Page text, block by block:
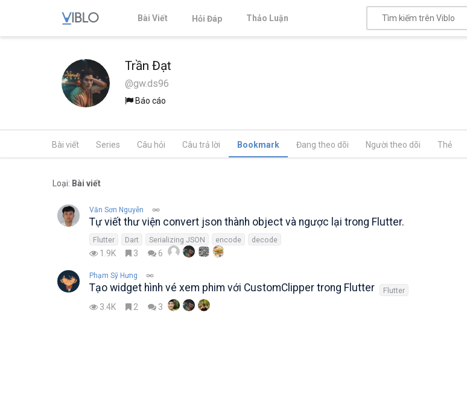
Bài Viết Hỏi Đáp Thảo Luận
Trần Đạt
@gw.ds96
Báo cáo
Bài viết Series Câu hỏi Câu trả lời Bookmark Đang theo dõi Người theo dõi Thẻ
Loại: Bài viết
Văn Sơn Nguyễn
Tự viết thư viện convert json thành object và ngược lại trong Flutter.
Flutter Dart Serializing JSON encode decode
1.9K 3 6
Phạm Sỹ Hưng
Tạo widget hình vé xem phim với CustomClipper trong Flutter Flutter
3.4K 2 3